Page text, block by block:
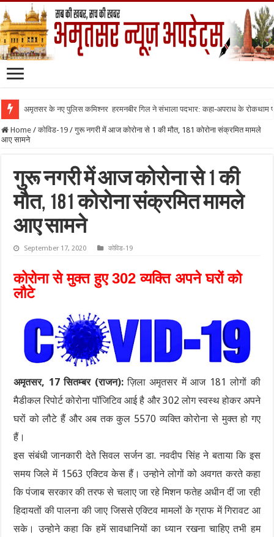
अमृतसर के नए पुलिस कमिश्नर हरमनबीर गिल ने संभाला पदभार: कहा-अपराध के रोकथाम
Home / कोविड-19 / गुरू नगरी में आज कोरोना से 1 की मौत, 181 कोरोना संक्रमित मामले
आए सामने
गुरू नगरी में आज कोरोना से 1 की
मौत, 181 कोरोना संक्रमित मामले
आए सामने
September 17, 2020 कोविड-19
कोरोना से मुक्त हुए 302 व्यक्ति अपने घरों को
लौटे
अमृतसर, 17 सितम्बर (राजन):ज़िला अमृतसर में आज 181 लोगों की
मैडीकल रिपोर्ट कोरोना पॉजिटिव आई है और 302 लोग स्वस्थ होकर अपने
घरों को लौटे हैं और अब तक कुल 5570 व्यक्ति कोरोना से मुक्त हो गए
हैं।
इस संबंधी जानकारी देते सिवल सर्जन डा. नवदीप सिंह ने बताया कि इस
समय जिले में 1563 एक्टिव केस हैं। उन्होने लोगों को अवगत करते कहा
कि पंजाब सरकार की तरफ से चलाए जा रहे मिशन फतेह अधीन दीं जा रही
हिदायतों की पालना की जाए जिससे एक्टिव मामलों के ग्राफ में गिरावट आ
सके। उन्होने कहा कि हमें सावधानियों का ध्यान रखना चाहिए तभी हम